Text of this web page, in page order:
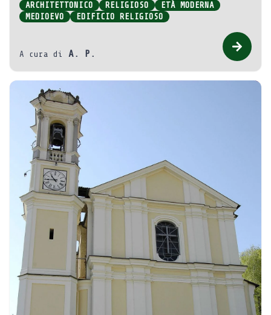
ARCHITETTONICO RELIGIOSO
ETÀ MODERNA
MEDIOEVO
EDIFICIO RELIGIOSO
A cura di A. P.